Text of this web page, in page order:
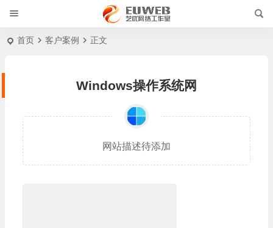
首页 客户案例 正文
Windows操作系统网
网站描述待添加